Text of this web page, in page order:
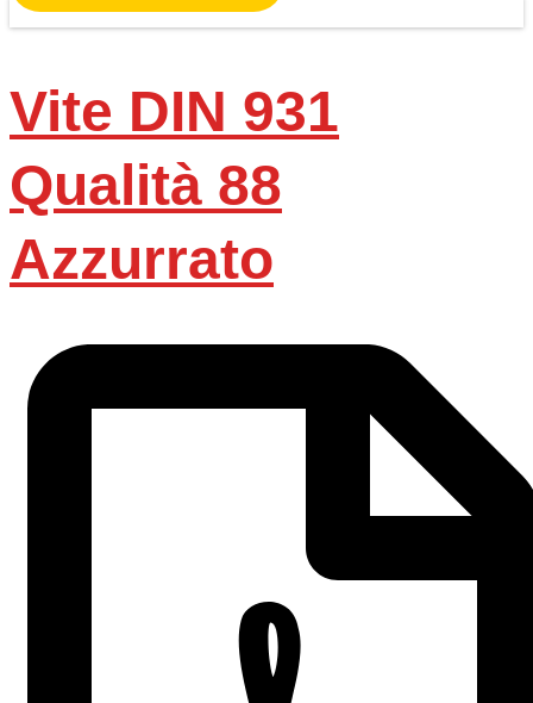
Vite DIN 931
Qualità 88
Azzurrato